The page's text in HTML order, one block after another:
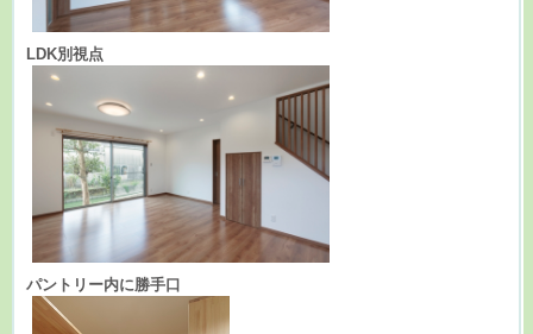
LDK別視点
パントリー内に勝手口